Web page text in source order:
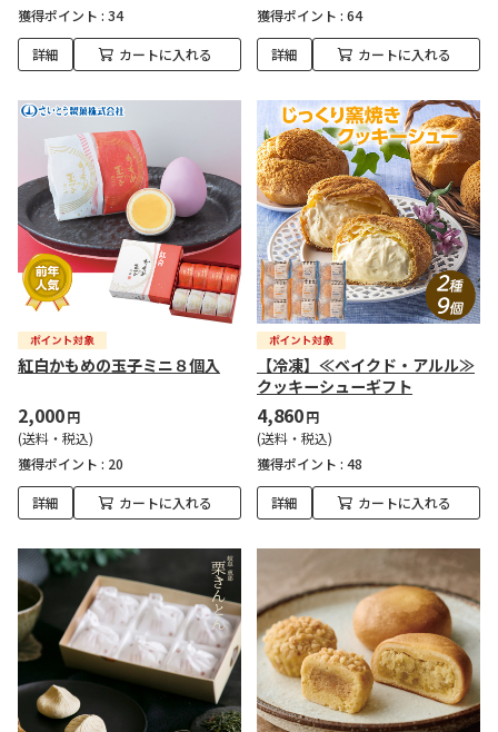
獲得ポイント : 34
詳細 カートに入れる
獲得ポイント : 64
詳細 カートに入れる
紅白かもめの玉子ミニ８個入
2,000円
(送料・税込)
獲得ポイント : 20
詳細 カートに入れる
【冷凍】≪ベイクド・アルル≫
クッキーシューギフト
4,860円
(送料・税込)
獲得ポイント : 48
詳細 カートに入れる